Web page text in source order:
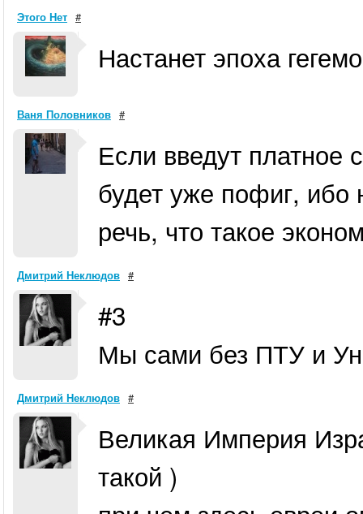
Этого Нет #
Настанет эпоха
Ваня Половников #
Если введут платное
будет уже пофиг, ибо
речь, что такое
Дмитрий Неклюдов #
#3
Мы сами без ПТУ и
Дмитрий Неклюдов #
Великая Империя
такой )